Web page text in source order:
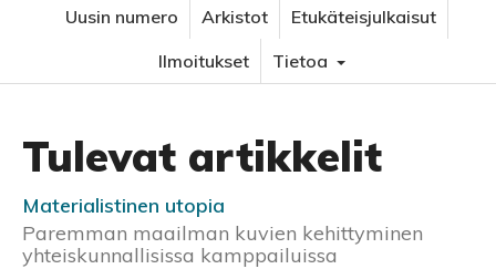
Uusin numero Arkistot
Etukäteisjulkaisut
Ilmoitukset
Tietoa
Tulevat artikkelit
Materialistinen utopia
Paremman maailman kuvien kehittyminen
yhteiskunnallisissa kamppailuissa